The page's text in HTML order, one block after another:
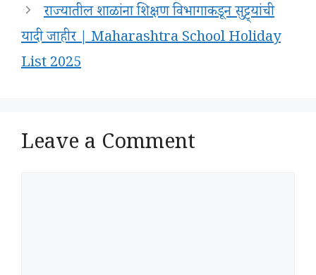
राज्यातील शाळांना शिक्षण विभागाकडून सुट्ट्यांची
यादी जाहीर | Maharashtra School Holiday
List 2025
Leave a Comment